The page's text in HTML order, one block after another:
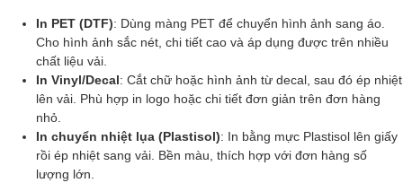
In PET (DTF): Dùng màng PET để chuyển hình ảnh sang áo.
Cho hình ảnh sắc nét, chi tiết cao và áp dụng được trên nhiều
chất liệu vải.
In Vinyl/Decal: Cắt chữ hoặc hình ảnh từ decal, sau đó ép nhiệt
lên vải. Phù hợp in logo hoặc chi tiết đơn giản trên đơn hàng
nhỏ.
In chuyển nhiệt lụa (Plastisol): In bằng mực Plastisol lên giấy
rồi ép nhiệt sang vải. Bền màu, thích hợp với đơn hàng số
lượng lớn.